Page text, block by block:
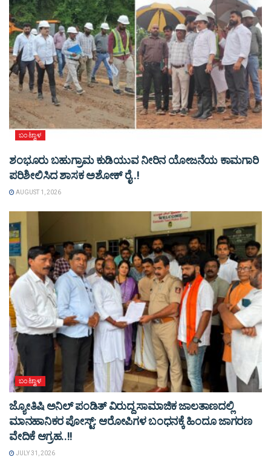
ಬಂಟ್ವಾಳ
ಶಂಭೂರು ಬಹುಗ್ರಾಮ ಕುಡಿಯುವ ನೀರಿನ ಯೋಜನೆಯ ಕಾಮಗಾರಿ
ಪರಿಶೀಲಿಸಿದ ಶಾಸಕ ಅಶೋಕ್ ರೈ..!
AUGUST 1, 2026
ಬಂಟ್ವಾಳ
ಜ್ಯೋತಿಷಿ ಅನಿಲ್ ಪಂಡಿತ್ ವಿರುದ್ದ ಸಾಮಾಜಿಕ ಜಾಲತಾಣದಲ್ಲಿ
ಮಾನಹಾನಿಕರ ಪೋಸ್ಟ್: ಆರೋಪಿಗಳ ಬಂಧನಕ್ಕೆ ಹಿಂದೂ ಜಾಗರಣ
ವೇದಿಕೆ ಆಗ್ರಹ..!!
JULY 31, 2026